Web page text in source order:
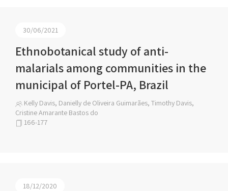
30/06/2021
Ethnobotanical study of anti-
malarials among communities in the
municipal of Portel-PA, Brazil
Kelly Davis, Danielly de Oliveira Guimarães, Timothy Davis,
Cristine Amarante Bastos do
166-177
18/12/2020